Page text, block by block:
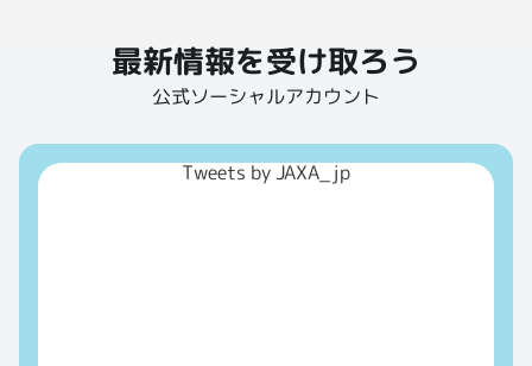
最新情報を受け取ろう
公式ソーシャルアカウント
Tweets by JAXA_jp